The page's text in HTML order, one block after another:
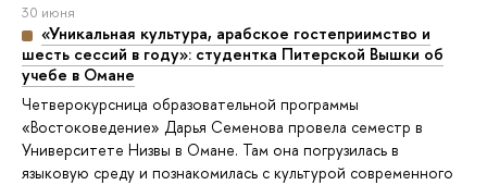
30 июня
«Уникальная культура, арабское гостеприимство и
шесть сессий в году»: студентка Питерской Вышки об
учебе в Омане
Четверокурсница образовательной программы
«Востоковедение» Дарья Семенова провела семестр в
Университете Низвы в Омане. Там она погрузилась в
языковую среду и познакомилась с культурой современного